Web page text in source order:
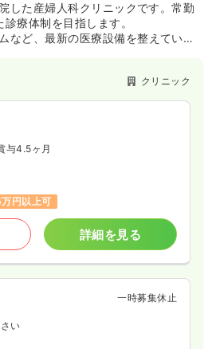
した産婦人科クリニックです。常勤
療体制を目指します。
など、最新の医療設備を整えていま
クリニック
与4.5ヶ月
円以上可
詳細を見る
一時募集休止
い